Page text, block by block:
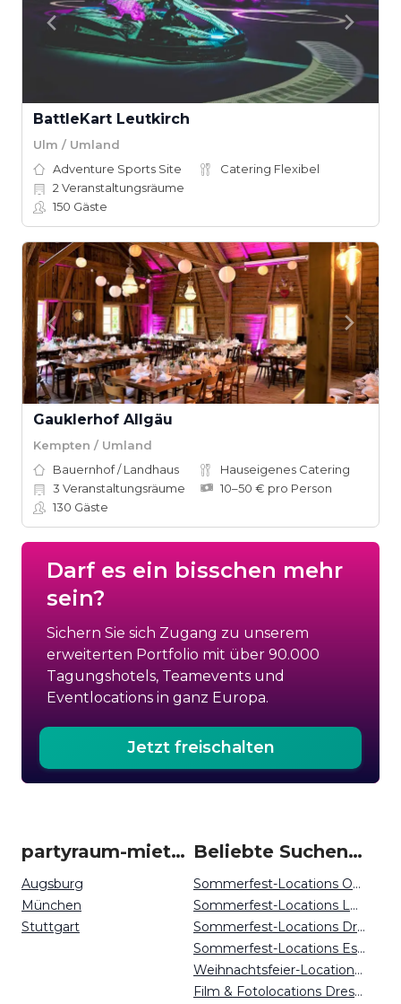
BattleKart Leutkirch
Ulm / Umland
Adventure Sports Site
Catering Flexibel
2 Veranstaltungsräume
150 Gäste
Gauklerhof Allgäu
Kempten / Umland
Bauernhof / Landhaus
Hauseigenes Catering
3 Veranstaltungsräume
10–50 € pro Person
130 Gäste
Darf es ein bisschen mehr
sein?
Sichern Sie sich Zugang zu unserem
erweiterten Portfolio mit über 90.000
Tagungshotels, Teamevents und
Eventlocations in ganz Europa.
Jetzt freischalten
partyraum-mieten um Kempten
Augsburg
München
Stuttgart
Beliebte Suchen auf Event Inc
Sommerfest-Locations Osnabrück
Sommerfest-Locations Leipzig
Sommerfest-Locations Dresden
Sommerfest-Locations Essen
Weihnachtsfeier-Locations Münster
Film & Fotolocations Dresden